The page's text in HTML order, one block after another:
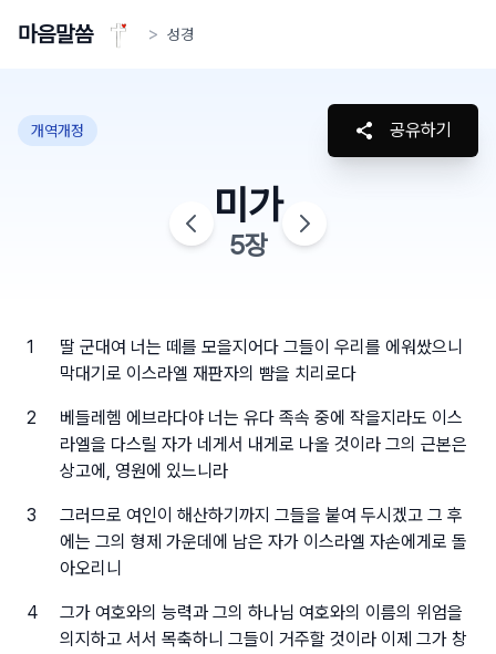
마음말씀 > 성경
개역개정 공유하기
미가
5장
1
딸 군대여 너는 떼를 모을지어다 그들이 우리를 에워쌌으니
막대기로 이스라엘 재판자의 뺨을 치리로다
2
베들레헴 에브라다야 너는 유다 족속 중에 작을지라도 이스
라엘을 다스릴 자가 네게서 내게로 나올 것이라 그의 근본은
상고에, 영원에 있느니라
3
그러므로 여인이 해산하기까지 그들을 붙여 두시겠고 그 후
에는 그의 형제 가운데에 남은 자가 이스라엘 자손에게로 돌
아오리니
4
그가 여호와의 능력과 그의 하나님 여호와의 이름의 위엄을
의지하고 서서 목축하니 그들이 거주할 것이라 이제 그가 창